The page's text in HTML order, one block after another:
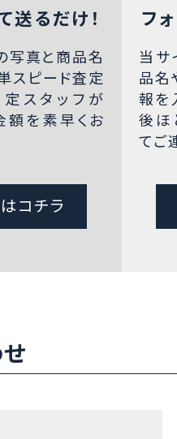
送るだけ！
写真と商品名
スピード査定
スタッフが
を素早くお
コチラ
フ
当サ
品名
報を
後ほ
てご